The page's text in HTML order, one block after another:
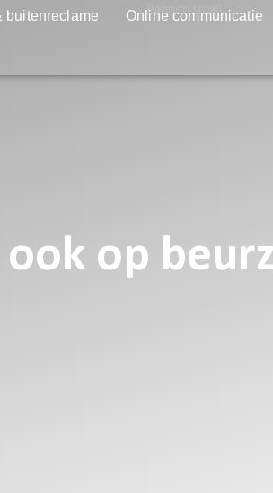
buitenreclame Online communicatie
op